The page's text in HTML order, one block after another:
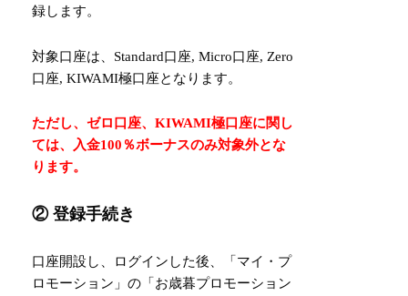
録します。
対象口座は、Standard口座, Micro口座, Zero
口座, KIWAMI極口座となります。
ただし、ゼロ口座、KIWAMI極口座に関し
ては、入金100％ボーナスのみ対象外とな
ります。
② 登録手続き
口座開設し、ログインした後、「マイ・プ
ロモーション」の「お歳暮プロモーション